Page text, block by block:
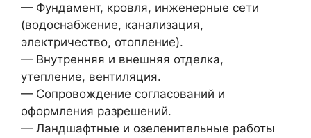
— Фундамент, кровля, инженерные сети
(водоснабжение, канализация,
электричество, отопление).
— Внутренняя и внешняя отделка,
утепление, вентиляция.
— Сопровождение согласований и
оформления разрешений.
— Ландшафтные и озеленительные работы